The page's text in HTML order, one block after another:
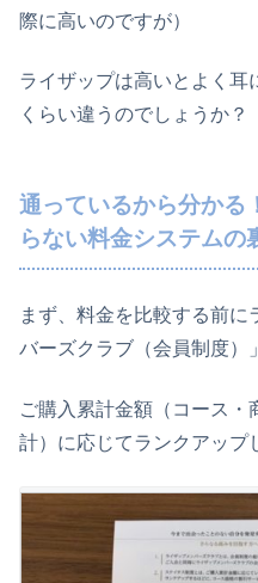
際に高いのですが）
ライザップは高いとよく耳
くらい違うのでしょうか？
通っているから分かる
らない料金システムの
まず、料金を比較する前
バーズクラブ（会員制度）
ご購入累計金額（コース・
計）に応じてランクアップ